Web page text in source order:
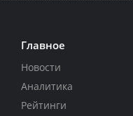
Главное
Новости
Аналитика
Рейтинги